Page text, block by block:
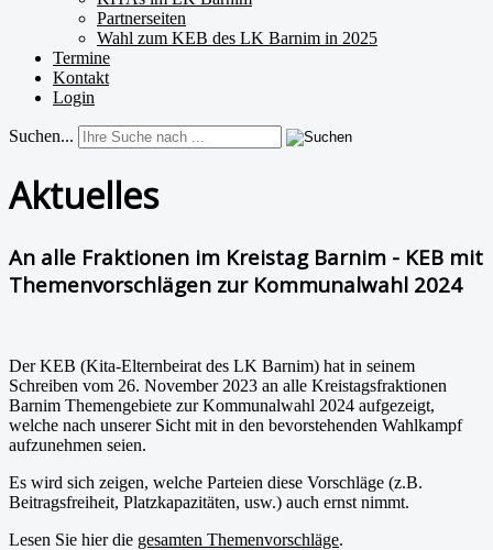
Partnerseiten
Wahl zum KEB des LK Barnim in 2025
Termine
Kontakt
Login
Suchen...
Aktuelles
An alle Fraktionen im Kreistag Barnim - KEB mit
Themenvorschlägen zur Kommunalwahl 2024
DerKEB (Kita-Elternbeirat des LK Barnim) hat in seinem
Schreiben vom 26. November 2023 an alle Kreistagsfraktionen
Barnim Themengebiete zur Kommunalwahl 2024 aufgezeigt,
welche nach unserer Sicht mit in den bevorstehenden Wahlkampf
aufzunehmen seien.
Es wird sich zeigen, welche Parteien diese Vorschläge (z.B.
Beitragsfreiheit, Platzkapazitäten, usw.) auch ernst nimmt.
Lesen Sie hier die gesamten Themenvorschläge.